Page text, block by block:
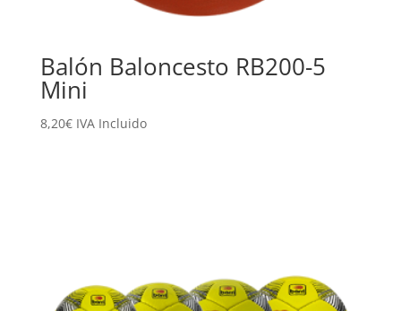
Balón Baloncesto RB200-5
Mini
8,20€ IVA Incluido